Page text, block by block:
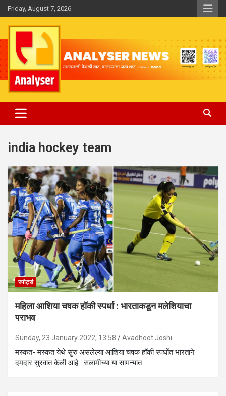
Skip
to
content
Friday, August 7, 2026
Analyser
india hockey team
स्पोर्ट्स
महिला आशिया चषक हॉकी स्पर्धा : भारताकडून मलेशियाचा
पराभव
Sunday, 23 January 2022, 13:58 Avadhoot Joshi
मस्कत- मस्कत येथे सुरु असलेल्या आशिया चषक हाॅकी स्पर्धाेत भारताने
दमदार सुरवात केली आहे. सलामीच्या या सामन्यात…